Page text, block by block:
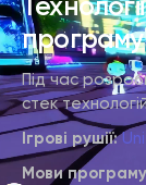
Під час
стек
Ігрові рушії:
Мови